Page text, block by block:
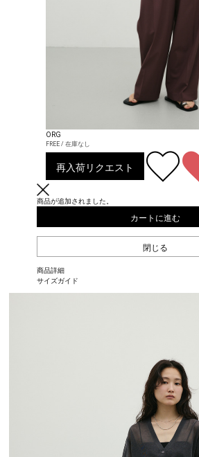
ORG
FREE / 在庫なし
再入荷リクエスト
商品が追加されました。
カートに進む
閉じる
商品詳細
サイズガイド